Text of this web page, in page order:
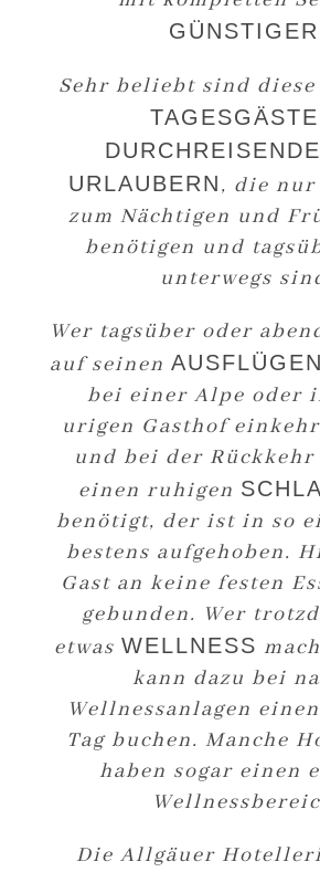
GÜNSTIGER
Sehr beliebt sind
URLAUBERN, die
zum Nächtigen und
benötigen und
unterwegs
Wer tagsüber oder
auf seinenAUSFLÜGEN
bei einer Alpe oder
urigen Gasthof
und bei der
einen ruhigen
benötigt, der ist in so
bestens aufgehoben.
Gast an keine festen
gebunden. Wer
etwas WELLNESS
kann dazu bei
Wellnessanlagen
Tag buchen. Manche
haben sogar einen
Die Allgäuer